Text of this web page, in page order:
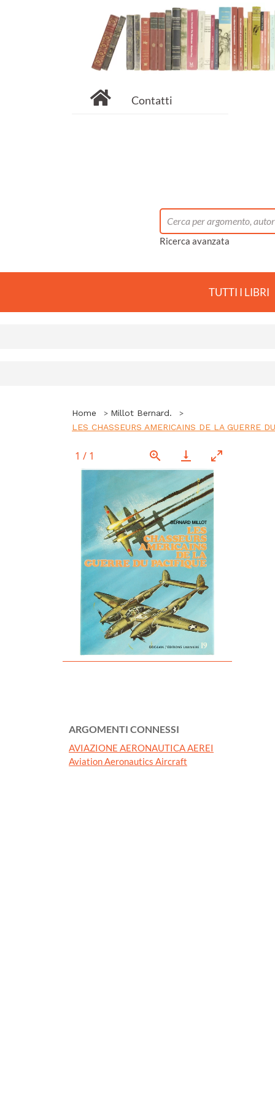
Contatti
Ricerca avanzata
TUTTI I LIBRI
Home
Millot Bernard.
LES CHASSEURS AMERICAINS DE LA
1 / 1
ARGOMENTI CONNESSI
AVIAZIONE AERONAUTICA AEREI
Aviation Aeronautics Aircraft